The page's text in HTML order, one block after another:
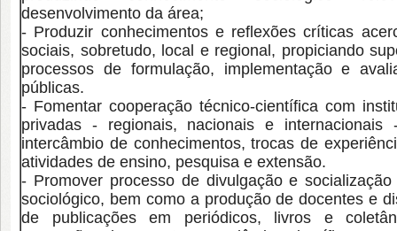
desenvolvimento da área;
- Produzir conhecimentos e reflexões críticas
sociais, sobretudo, local e regional, propiciando
processos de formulação, implementação e
públicas.
- Fomentar cooperação técnico-científica com
privadas - regionais, nacionais e
intercâmbio de conhecimentos, trocas de
atividades de ensino, pesquisa e extensão.
- Promover processo de divulgação e
sociológico, bem como a produção de docentes e
de publicações em periódicos, livros e